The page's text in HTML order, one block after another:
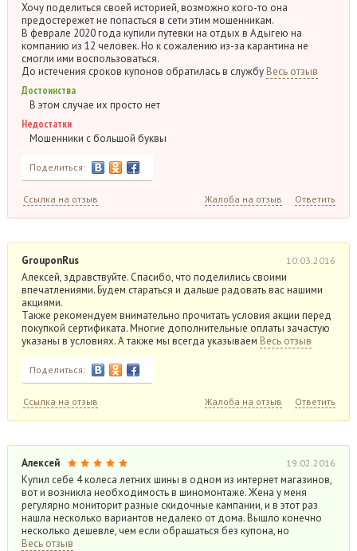
Хочу поделиться своей историей, возможно кого-то она
предостережет не попасться в сети этим мошенникам.
В феврале 2020 года купили путевки на отдых в Адыгею на
компанию из 12 человек. Но к сожалению из-за карантина не
смогли ими воспользоваться.
До истечения сроков купонов обратилась в службу Весь отзыв
Достоинства
В этом случае их просто нет
Недостатки
Мошенники с большой буквы
Поделиться:
Ссылка на отзыв Жалоба на отзыв Ответить
GrouponRus 10.03.2016
Алексей, здравствуйте. Спасибо, что поделились своими
впечатлениями. Будем стараться и дальше радовать вас нашими
акциями.
Также рекомендуем внимательно прочитать условия акции перед
покупкой сертификата. Многие дополнительные оплаты зачастую
указаны в условиях. А также мы всегда указываем Весь отзыв
Поделиться:
Ссылка на отзыв Жалоба на отзыв Ответить
Алексей 19.02.2016
Купил себе 4 колеса летних шины в одном из интернет магазинов,
вот и возникла необходимость в шиномонтаже. Жена у меня
регулярно мониторит разные скидочные кампании, и в этот раз
нашла несколько вариантов недалеко от дома. Вышло конечно
несколько дешевле, чем если обращаться без купона, но
Весь отзыв